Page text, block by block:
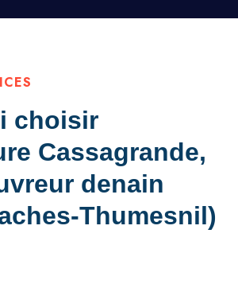
choisir
Cassagrande,
denain
Thumesnil)